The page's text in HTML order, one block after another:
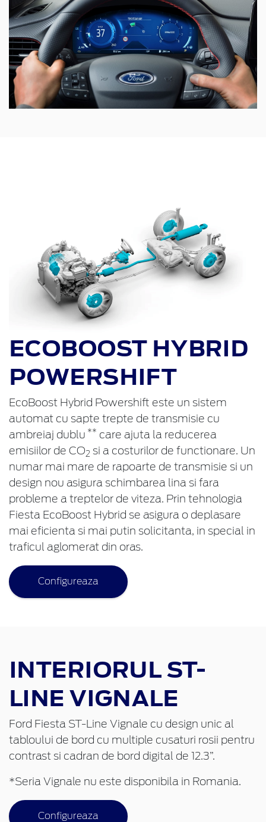
ECOBOOST HYBRID
POWERSHIFT
EcoBoost Hybrid Powershift este un sistem
automat cu sapte trepte de transmisie cu
ambreiaj dublu ** care ajuta la reducerea
emisiilor de CO2 si a costurilor de functionare. Un
numar mai mare de rapoarte de transmisie si un
design nou asigura schimbarea lina si fara
probleme a treptelor de viteza. Prin tehnologia
Fiesta EcoBoost Hybrid se asigura o deplasare
mai eficienta si mai putin solicitanta, in special in
traficul aglomerat din oras.
Configureaza
INTERIORULST-
LINEVIGNALE
Ford Fiesta ST-Line Vignale cu design unic al
tabloului de bord cu multiple cusaturi rosii pentru
contrast si cadran de bord digital de 12.3”.
*Seria Vignale nu este disponibila in Romania.
Configureaza